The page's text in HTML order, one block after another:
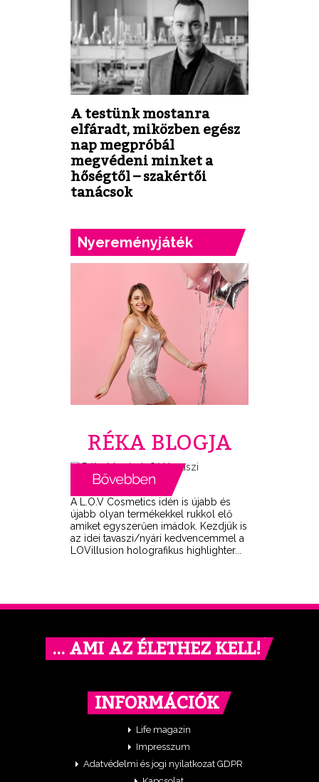
A testünk mostanra
elfáradt, miközben egész
nap megpróbál
megvédeni minket a
hőségtől – szakértői
tanácsok
Nyereményjáték
RÉKA BLOGJA
A L.O.V Cosmetics idén is újabb és
újabb olyan termékekkel rukkol elő
amiket egyszerűen imádok. Kezdjük is
az idei tavaszi/nyári kedvencemmel a
LOVillusion holografikus highlighter...
… AMI AZ ÉLETHEZ KELL!
INFORMÁCIÓK
Life magazin
Impresszum
Adatvédelmi és jogi nyilatkozat GDPR